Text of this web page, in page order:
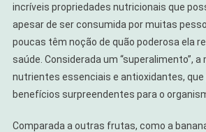
incríveis propriedades nutricionais que
apesar de ser consumida por muitas
poucas têm noção de quão poderosa ela
saúde. Considerada um “superalimento”, a
nutrientes essenciais e antioxidantes,
benefícios surpreendentes para o
Comparada a outras frutas, como a